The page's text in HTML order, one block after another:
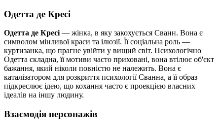
Одетта де Кресі
Одетта де Кресі— жінка, в яку закохується Сванн. Вона є
символом мінливої краси та ілюзії. Її соціальна роль —
куртизанка, що прагне увійти у вищий світ. Психологічно
Одетта складна, її мотиви часто приховані, вона втілює об'єкт
бажання, який ніколи повністю не належить. Вона є
каталізатором для розкриття психології Сванна, а її образ
підкреслює ідею, що кохання часто є проекцією власних
ідеалів на іншу людину.
Взаємодія персонажів